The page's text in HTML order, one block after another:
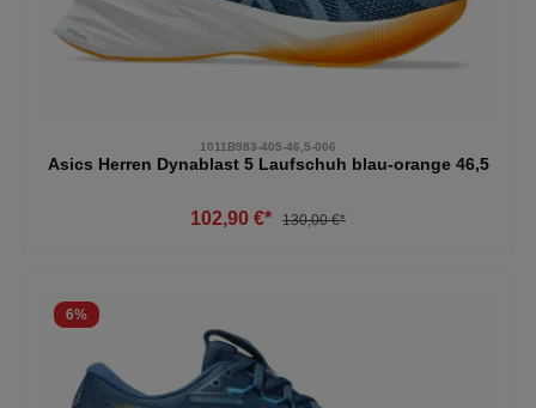
1011B983-405-46,5-006
Asics Herren Dynablast 5 Laufschuh blau-orange 46,5
102,90 €* 130,00 €*
6%